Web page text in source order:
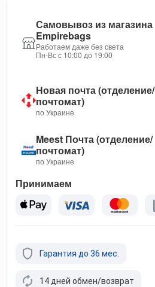
Самовывоз из магазина
Empirebags
Работаем даже без света
Пн-Вс с 10:00 до 19:00
Новая почта (отделение/
почтомат)
по Украине
Meest Почта (отделение/
почтомат)
по Украине
Принимаем
Гарантия до 36 мес.
14 дней обмен/возврат